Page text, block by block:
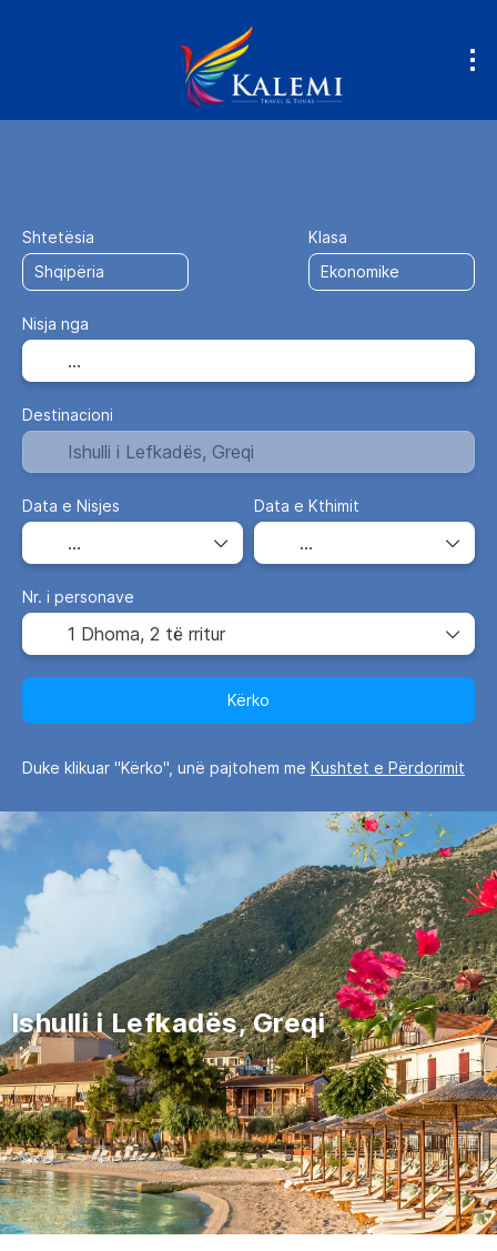
Ishulli i Lefkadës, Greqi
Shtetësia Klasa
Nisja nga
Destinacioni
Data e Nisjes Data e Kthimit
Nr. i personave
1 Dhoma, 2 të rritur
Kërko
Duke klikuar "Kërko", unë pajtohem me Kushtet e Përdorimit